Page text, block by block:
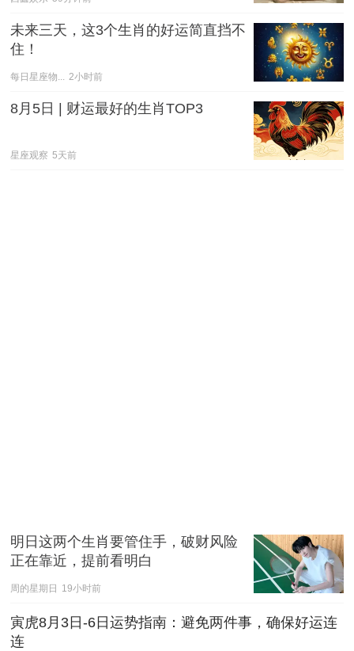
未来三天，这3个生肖的好运简直挡不
住！
每日星座物... 2小时前
8月5日 | 财运最好的生肖TOP3
星座观察 5天前
明日这两个生肖要管住手，破财风险
正在靠近，提前看明白
周的星期日 19小时前
寅虎8月3日-6日运势指南：避免两件事，确保好运连
连